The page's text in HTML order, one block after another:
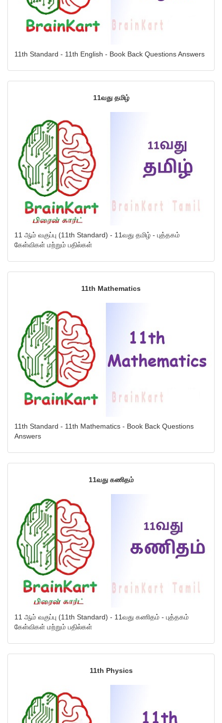
11th Standard - 11th English - Book Back Questions Answers
11வது தமிழ்
11 ஆம் வகுப்பு (11th Standard) - 11வது தமிழ் - புத்தகம்
கேள்விகள் மற்றும் பதில்கள்
11th Mathematics
11th Standard - 11th Mathematics - Book Back Questions
Answers
11வது கணிதம்
11 ஆம் வகுப்பு (11th Standard) - 11வது கணிதம் - புத்தகம்
கேள்விகள் மற்றும் பதில்கள்
11th Physics